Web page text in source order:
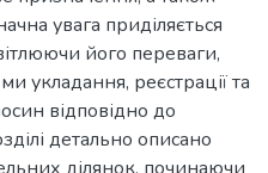
увага приділяється
його переваги,
укладання, реєстрації та
відповідно до
детально описано